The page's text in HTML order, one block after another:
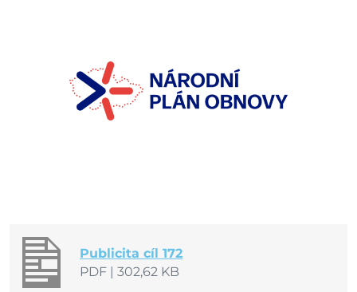
Publicita cíl 172
PDF | 302,62 KB